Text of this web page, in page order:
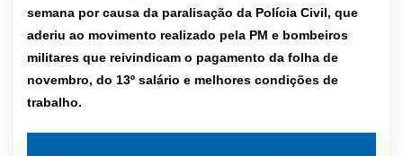
semana por causa da paralisação da Polícia Civil, que
aderiu ao movimento realizado pela PM e bombeiros
militares que reivindicam o pagamento da folha de
novembro, do 13º salário e melhores condições de
trabalho.